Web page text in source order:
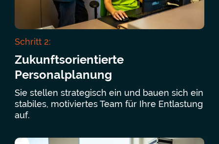
Schritt 2:
Zukunftsorientierte
Personalplanung
Sie stellen strategisch ein und bauen sich ein
stabiles, motiviertes Team für Ihre Entlastung
auf.